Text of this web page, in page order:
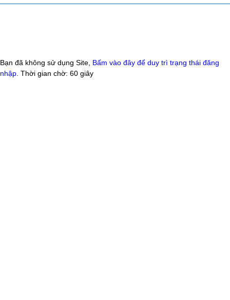
Bạn đã không sử dụng Site, Bấm vào đây để duy trì trạng thái đăng
nhập . Thời gian chờ: 60 giây